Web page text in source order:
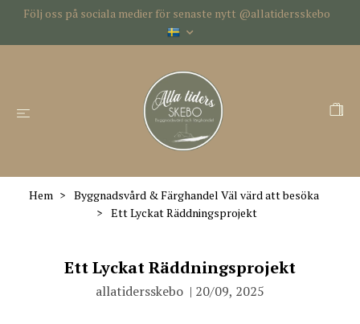
Följ oss på sociala medier för senaste nytt @allatidersskebo
Hem
Byggnadsvård & Färghandel Väl värd att besöka
Ett Lyckat Räddningsprojekt
Ett Lyckat Räddningsprojekt
allatidersskebo | 20/09, 2025